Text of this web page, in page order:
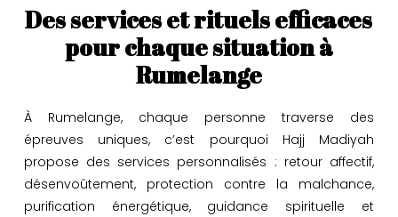
Des services et rituels efficaces
pour chaque situation à
Rumelange
À Rumelange, chaque personne traverse des
épreuves uniques, c’est pourquoi Hajj Madiyah
propose des services personnalisés : retour affectif,
désenvoûtement, protection contre la malchance,
purification énergétique, guidance spirituelle et